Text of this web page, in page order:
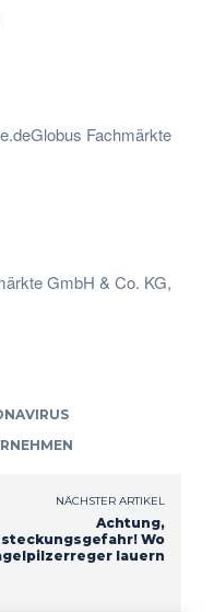
Fachmärkte
GmbH & Co. KG,
NÄCHSTER ARTIKEL
Achtung,
Wo
lauern